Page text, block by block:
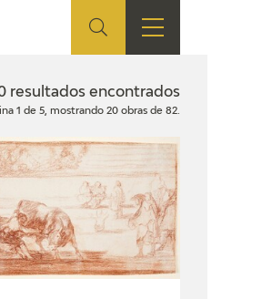
EDUCA
RECURSOS
EDUCATIVOS
FICHAS ARASAAC
resultados encontrados
1 de 5, mostrando 20 obras de 82.